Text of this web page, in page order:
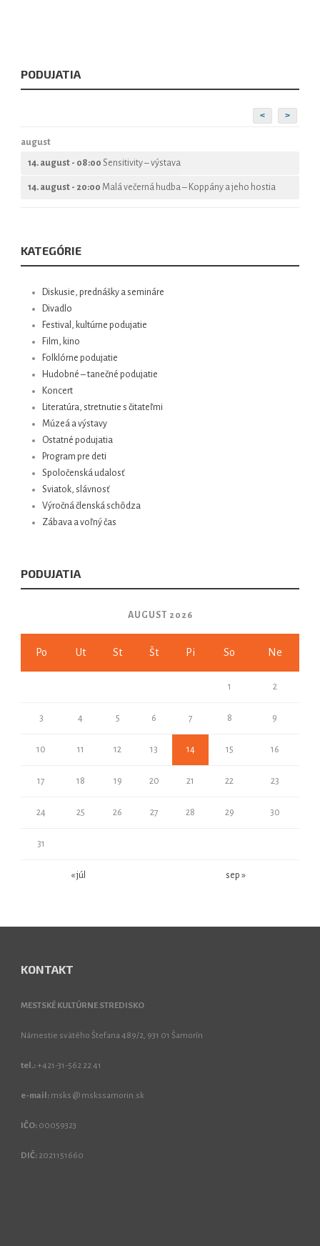
PODUJATIA
< >
august
14. august - 08:00 Sensitivity – výstava
14. august - 20:00 Malá večerná hudba – Koppány a jeho hostia
KATEGÓRIE
Diskusie, prednášky a semináre
Divadlo
Festival, kultúrne podujatie
Film, kino
Folklórne podujatie
Hudobné – tanečné podujatie
Koncert
Literatúra, stretnutie s čitateľmi
Múzeá a výstavy
Ostatné podujatia
Program pre deti
Spoločenská udalosť
Sviatok, slávnosť
Výročná členská schôdza
Zábava a voľný čas
PODUJATIA
AUGUST 2026
Po Ut St Št Pi So Ne
1 2
3 4 5 6 7 8 9
10 11 12 13 14 15 16
17 18 19 20 21 22 23
24 25 26 27 28 29 30
31
« júl sep »
KONTAKT
MESTSKÉ KULTÚRNE STREDISKO
Námestie svätého Štefana 489/2, 931 01 Šamorín
tel.: +421-31-562 22 41
e-mail: msks @ mskssamorin.sk
IČO: 00059323
DIČ: 2021151660